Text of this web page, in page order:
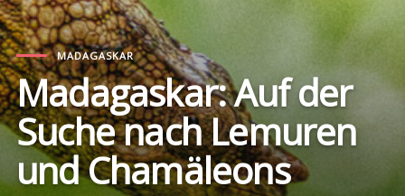
MADAGASKAR
Madagaskar: Auf der
Suche nach Lemuren
und Chamäleons